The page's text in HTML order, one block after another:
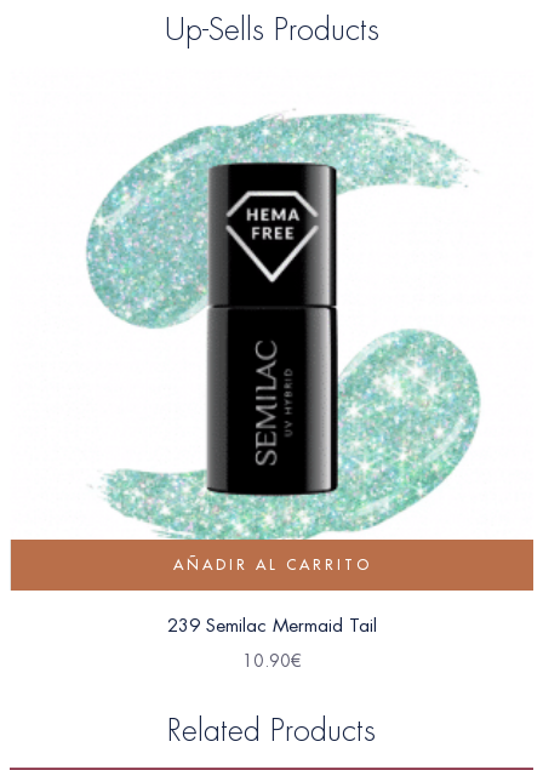
Up-Sells Products
AÑADIR AL CARRITO
239 Semilac Mermaid Tail
10.90€
Related Products